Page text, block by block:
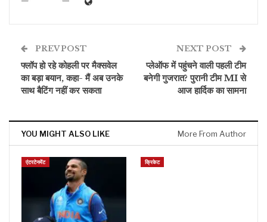
PREV POST
फ्लॉप हो रहे कोहली पर मैक्सवेल
का बड़ा बयान, कहा- मैं अब उनके
साथ बैटिंग नहीं कर सकता
NEXT POST
प्लेऑफ में पहुंचने वाली पहली टीम
बनेगी गुजरात? पुरानी टीम MI से
आज हार्दिक का सामना
YOU MIGHT ALSO LIKE More From Author
एंटरटेनमेंट क्रिकेट